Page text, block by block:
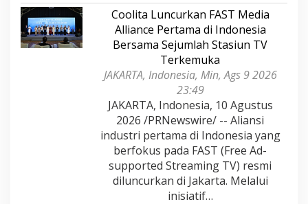
Coolita Luncurkan FAST Media
Alliance Pertama di Indonesia
Bersama Sejumlah Stasiun TV
Terkemuka
JAKARTA, Indonesia, Min, Ags 9 2026
23:49
JAKARTA, Indonesia, 10 Agustus
2026 /PRNewswire/ -- Aliansi
industri pertama di Indonesia yang
berfokus pada FAST (Free Ad-
supported Streaming TV) resmi
diluncurkan di Jakarta. Melalui
inisiatif…